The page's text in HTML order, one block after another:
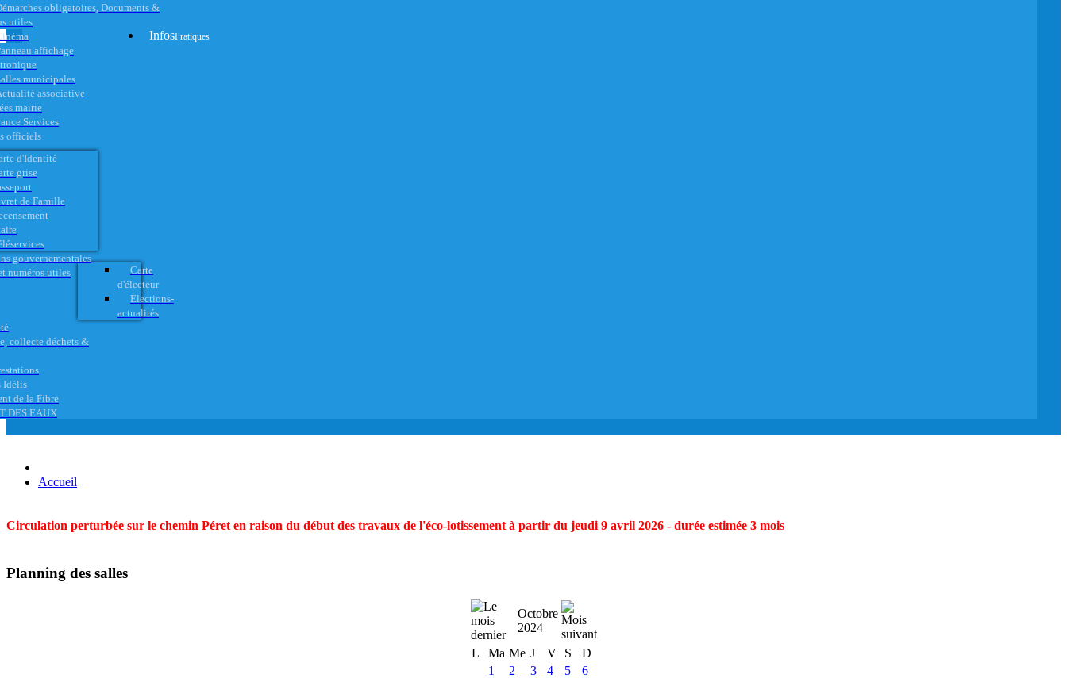
obligatoires, Documents &
utiles
affichage
municipales
associative
InfosPratiques
mairie
Services
officiels
d'Identité
grise
de Famille
gouvernementales
numéros utiles
Carte
d'électeur
Élections-
actualités
collecte déchets &
Idélis
de la Fibre
DES EAUX
Accueil
Circulation perturbée sur le chemin Péret en raison du début des travaux de l'éco-lotissement à partir du jeudi 9 avril 2026 - durée estimée 3 mois
Planning des salles
Octobre
2024
L
Ma Me J V S
D
1
2 3 4 5
6